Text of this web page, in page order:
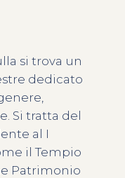
si trova un
dedicato
Si tratta del
al I
il Tempio
Patrimonio